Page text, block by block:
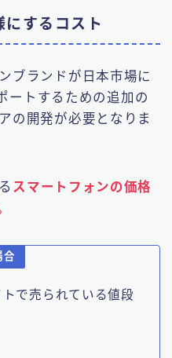
にするコスト
ブランドが日本市場に
ートするための追加の
の開発が必要となりま
スマートフォンの価格
で売られている値段